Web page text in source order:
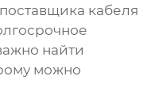
поставщика кабеля
найти
можно